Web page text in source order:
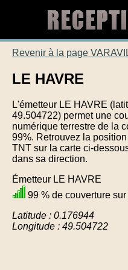
Revenir à la page
LE HAVRE
L'émetteur LE HAVRE
49.504722) permet une
numérique terrestre de la
99%. Retrouvez la
TNT sur la carte ci-
dans sa direction.
Émetteur LE HAVRE
99 % de couverture
Latitude : 0.176944
Longitude : 49.504722